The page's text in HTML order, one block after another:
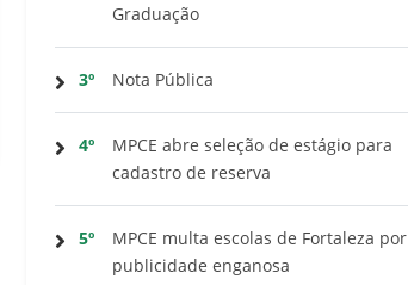
Graduação
3º Nota Pública
4º
MPCE abre seleção de estágio para
cadastro de reserva
5º
MPCE multa escolas de Fortaleza por
publicidade enganosa